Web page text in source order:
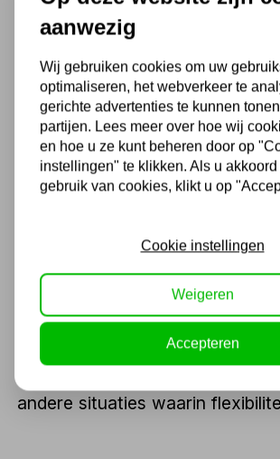
bandenservicewerkplaatsen,
andere professionele
Schaarhefbruggen: deze
hebben een unieke
waardoor ze uiterst stabiel en
worden vaak gebruikt voor het
Mobiele hefbruggen: deze
zijn speciaal ontworpen om
kunnen worden verplaatst. Ze
voor mobiele
andere situaties waarin
aanwezig
Wij gebruiken cookies om uw
optimaliseren, het webverkeer te
gerichte advertenties te kunnen
partijen. Lees meer over hoe wij
en hoe u ze kunt beheren door op
instellingen" te klikken. Als u
gebruik van cookies, klikt u op
Cookie instellingen
Weigeren
Accepteren